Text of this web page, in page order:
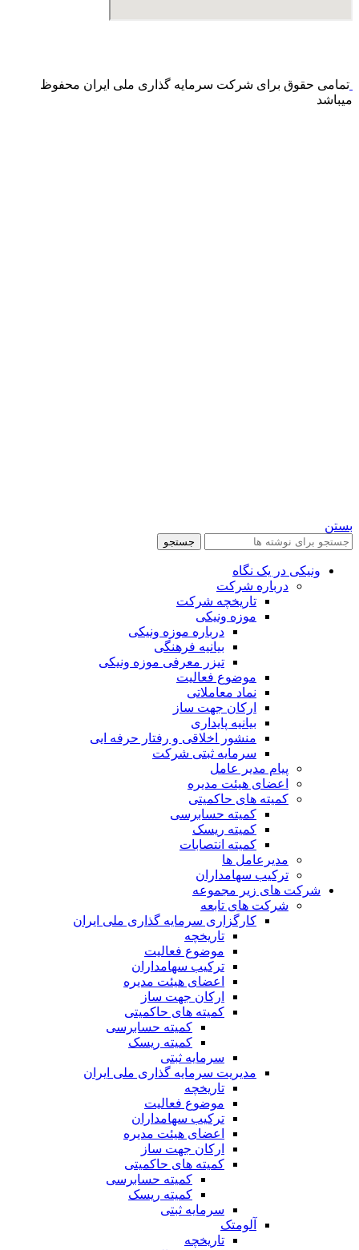
تمامی حقوق برای شرکت سرمایه گذاری ملی ایران محفوظ
میباشد
بستن
جستجو
ونیکی در یک نگاه
درباره شرکت
تاریخچه شرکت
موزه ونیکی
درباره موزه ونیکی
بیانیه فرهنگی
تیزر معرفی موزه ونیکی
موضوع فعالیت
نماد معاملاتی
ارکان جهت ساز
بیانیه پایداری
منشور اخلاقی و رفتار حرفه ایی
سرمایه ثبتی شرکت
پیام مدیر عامل
اعضای هیئت مدیره
کمیته های حاکمیتی
کمیته حسابرسی
کمیته ریسک
کمیته انتصابات
مدیرعامل ها
ترکیب سهامداران
شرکت های زیر مجموعه
شرکت های تابعه
کارگزاری سرمایه گذاری ملی ایران
تاریخچه
موضوع فعالیت
ترکیب سهامداران
اعضای هیئت مدیره
ارکان جهت ساز
کمیته های حاکمیتی
کمیته حسابرسی
کمیته ریسک
سرمایه ثبتی
مدیریت سرمایه گذاری ملی ایران
تاریخچه
موضوع فعالیت
ترکیب سهامداران
اعضای هیئت مدیره
ارکان جهت ساز
کمیته های حاکمیتی
کمیته حسابرسی
کمیته ریسک
سرمایه ثبتی
آلومتک
تاریخچه